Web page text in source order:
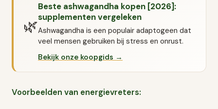
🌿
Beste ashwagandha kopen [2026]:
supplementen vergeleken
Ashwagandha is een populair adaptogeen dat
veel mensen gebruiken bij stress en onrust.
Bekijk onze koopgids →
Voorbeelden van energievreters: